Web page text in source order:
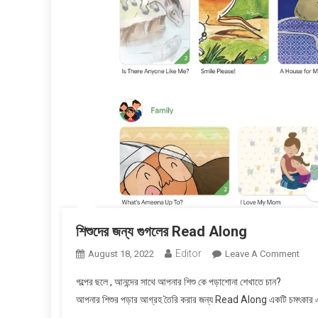
শিশুদের জন্য গুগলের Read Along
August 18, 2022 Editor Leave A CommentOn
গল্পের ছলে , আনন্দের সাথে আপনার শিশু কে পড়াশোনা শেখাতে চান?
আপনার শিশুর পড়ার আগ্রহ তৈরি করার জন্য Read Along একটি চমৎকার